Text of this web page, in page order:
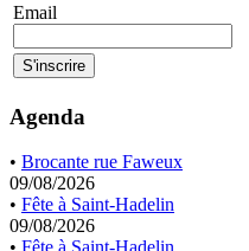
Email
Agenda
• Brocante rue Faweux
09/08/2026
• Fête à Saint-Hadelin
09/08/2026